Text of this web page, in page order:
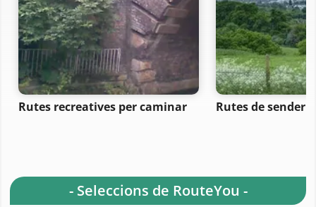
Rutes recreatives per caminar Rutes de
- Seleccions de RouteYou -